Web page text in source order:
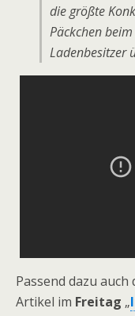
die größte
Päckchen
Ladenbesitzer
Passend dazu
Artikel im Freitag „